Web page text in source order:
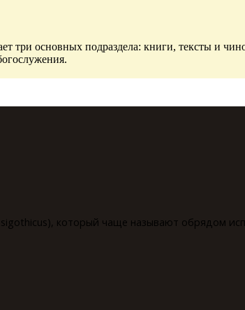
три основных подраздела: книги, тексты и
который чаще называют обрядом